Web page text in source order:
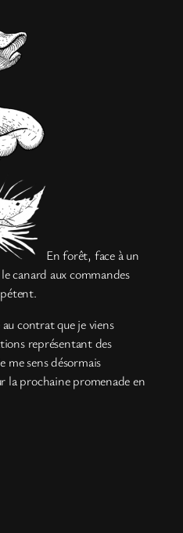
En forêt, face à un
canard aux commandes
contrat que je viens
représentant des
me sens désormais
la prochaine promenade en